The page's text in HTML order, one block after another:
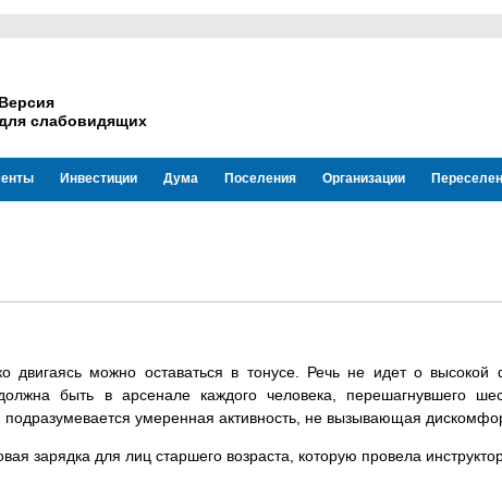
Версия
слабовидящих
Инвестиции Дума Поселения Организации
двигаясь можно оставаться в тонусе. Речь не идет о высокой
быть в арсенале каждого человека, перешагнувшего
умеренная активность, не вызывающая
зарядка для лиц старшего возраста, которую провела